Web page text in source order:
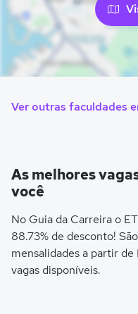
Ver outras faculdades
As melhores
você
No Guia da Carreira o
88.73% de desconto!
mensalidades a partir
vagas disponíveis.